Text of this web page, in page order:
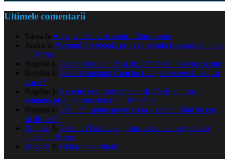
Ultimele comentarii
Vasea la Angajari de baieti pentru filme porno
Andra la Patronul Facebook, prins ca se uita languros la iubita
lui Bezos
Bogdan la Parlamentul din Peru declară război fustelor scurte
Bogdan la Parchet laminat: Cum faci alegerea corectă pentru
acasă?
Bogdan la Secretul unui antreprenor de 25 de ani care
schimbă piața construcțiilor din România
Bogdan la Părul tău spune povestea ta – ce faci când începe
să dispară?
Bogdan la Patronul Facebook, prins ca se uita languros la
iubita lui Bezos
Bogdan la Ciolacu s-a tatuat!